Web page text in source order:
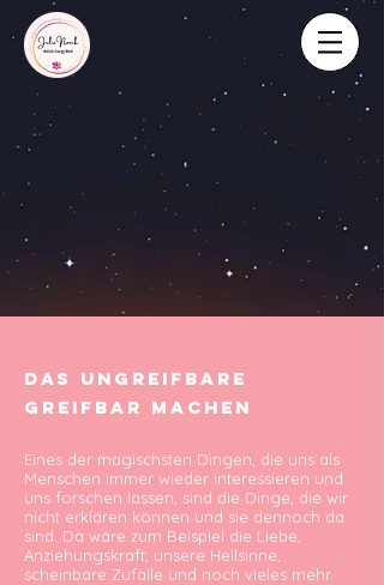
Das ungreifbare
greifbar machen
Eines der magischsten Dingen, die uns als
Menschen immer wieder interessieren und
uns forschen lassen, sind die Dinge, die wir
nicht erklären können und sie dennoch da
sind. Da wäre zum Beispiel die Liebe,
Anziehungskraft, unsere Hellsinne,
scheinbare Zufälle und noch vieles mehr.